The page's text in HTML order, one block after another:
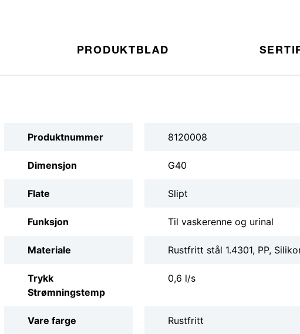
PRODUKTBLAD
Produktnummer 8120008
Dimensjon G40
Flate Slipt
Funksjon Til vaskerenne og urinal
Materiale Rustfritt stål 1.4301, PP,
Trykk
Strømningstemp
0,6 l/s
Vare farge Rustfritt